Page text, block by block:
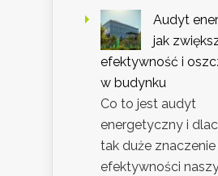
Audyt
jak
efektywność i
w budynku
Co to jest audyt
energetyczny i
tak duże
efektywności